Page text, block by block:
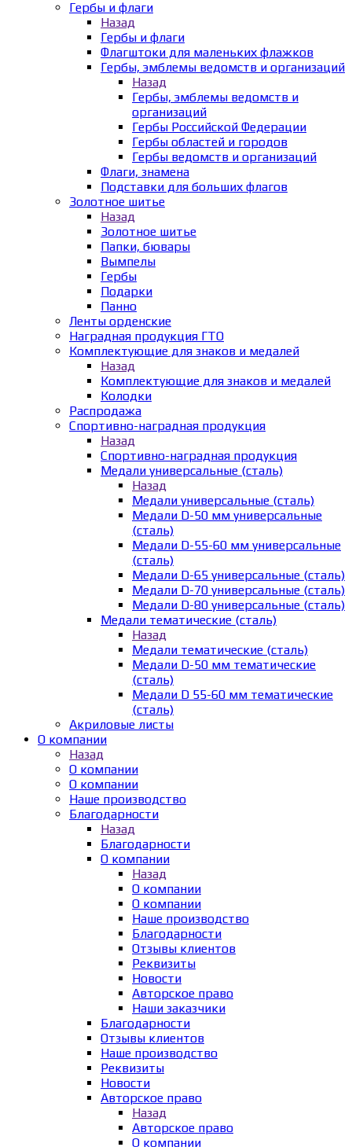
Гербы и флаги
Назад
Гербы и флаги
Флагштоки для маленьких флажков
Гербы, эмблемы ведомств и организаций
Назад
Гербы, эмблемы ведомств и
организаций
Гербы Российской Федерации
Гербы областей и городов
Гербы ведомств и организаций
Флаги, знамена
Подставки для больших флагов
Золотное шитье
Назад
Золотное шитье
Папки, бювары
Вымпелы
Гербы
Подарки
Панно
Ленты орденские
Наградная продукция ГТО
Комплектующие для знаков и медалей
Назад
Комплектующие для знаков и медалей
Колодки
Распродажа
Спортивно-наградная продукция
Назад
Спортивно-наградная продукция
Медали универсальные (сталь)
Назад
Медали универсальные (сталь)
Медали D-50 мм универсальные
(сталь)
Медали D-55-60 мм универсальные
(сталь)
Медали D-65 универсальные (сталь)
Медали D-70 универсальные (сталь)
Медали D-80 универсальные (сталь)
Медали тематические (сталь)
Назад
Медали тематические (сталь)
Медали D-50 мм тематические
(сталь)
Медали D 55-60 мм тематические
(сталь)
Акриловые листы
О компании
Назад
О компании
О компании
Наше производство
Благодарности
Назад
Благодарности
О компании
Назад
О компании
О компании
Наше производство
Благодарности
Отзывы клиентов
Реквизиты
Новости
Авторское право
Наши заказчики
Благодарности
Отзывы клиентов
Наше производство
Реквизиты
Новости
Авторское право
Назад
Авторское право
О компании